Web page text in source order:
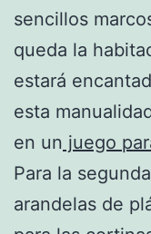
sencillos
queda la
estará
esta
en un juego
Para la
arandelas de